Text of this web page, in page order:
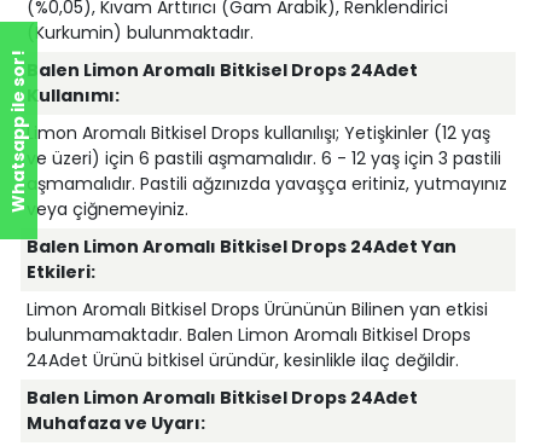
(%0,05), Kıvam Arttırıcı (Gam Arabik), Renklendirici
(Kurkumin) bulunmaktadır.
Balen Limon Aromalı Bitkisel Drops 24Adet
Kullanımı:
Limon Aromalı Bitkisel Drops kullanılışı; Yetişkinler (12 yaş
ve üzeri) için 6 pastili aşmamalıdır. 6 - 12 yaş için 3 pastili
aşmamalıdır. Pastili ağzınızda yavaşça eritiniz, yutmayınız
veya çiğnemeyiniz.
Balen Limon Aromalı Bitkisel Drops 24Adet Yan
Etkileri:
Limon Aromalı Bitkisel Drops Ürününün Bilinen yan etkisi
bulunmamaktadır. Balen Limon Aromalı Bitkisel Drops
24Adet Ürünü bitkisel üründür, kesinlikle ilaç değildir.
Balen Limon Aromalı Bitkisel Drops 24Adet
Muhafaza ve Uyarı:
Whatsapp ile sor!